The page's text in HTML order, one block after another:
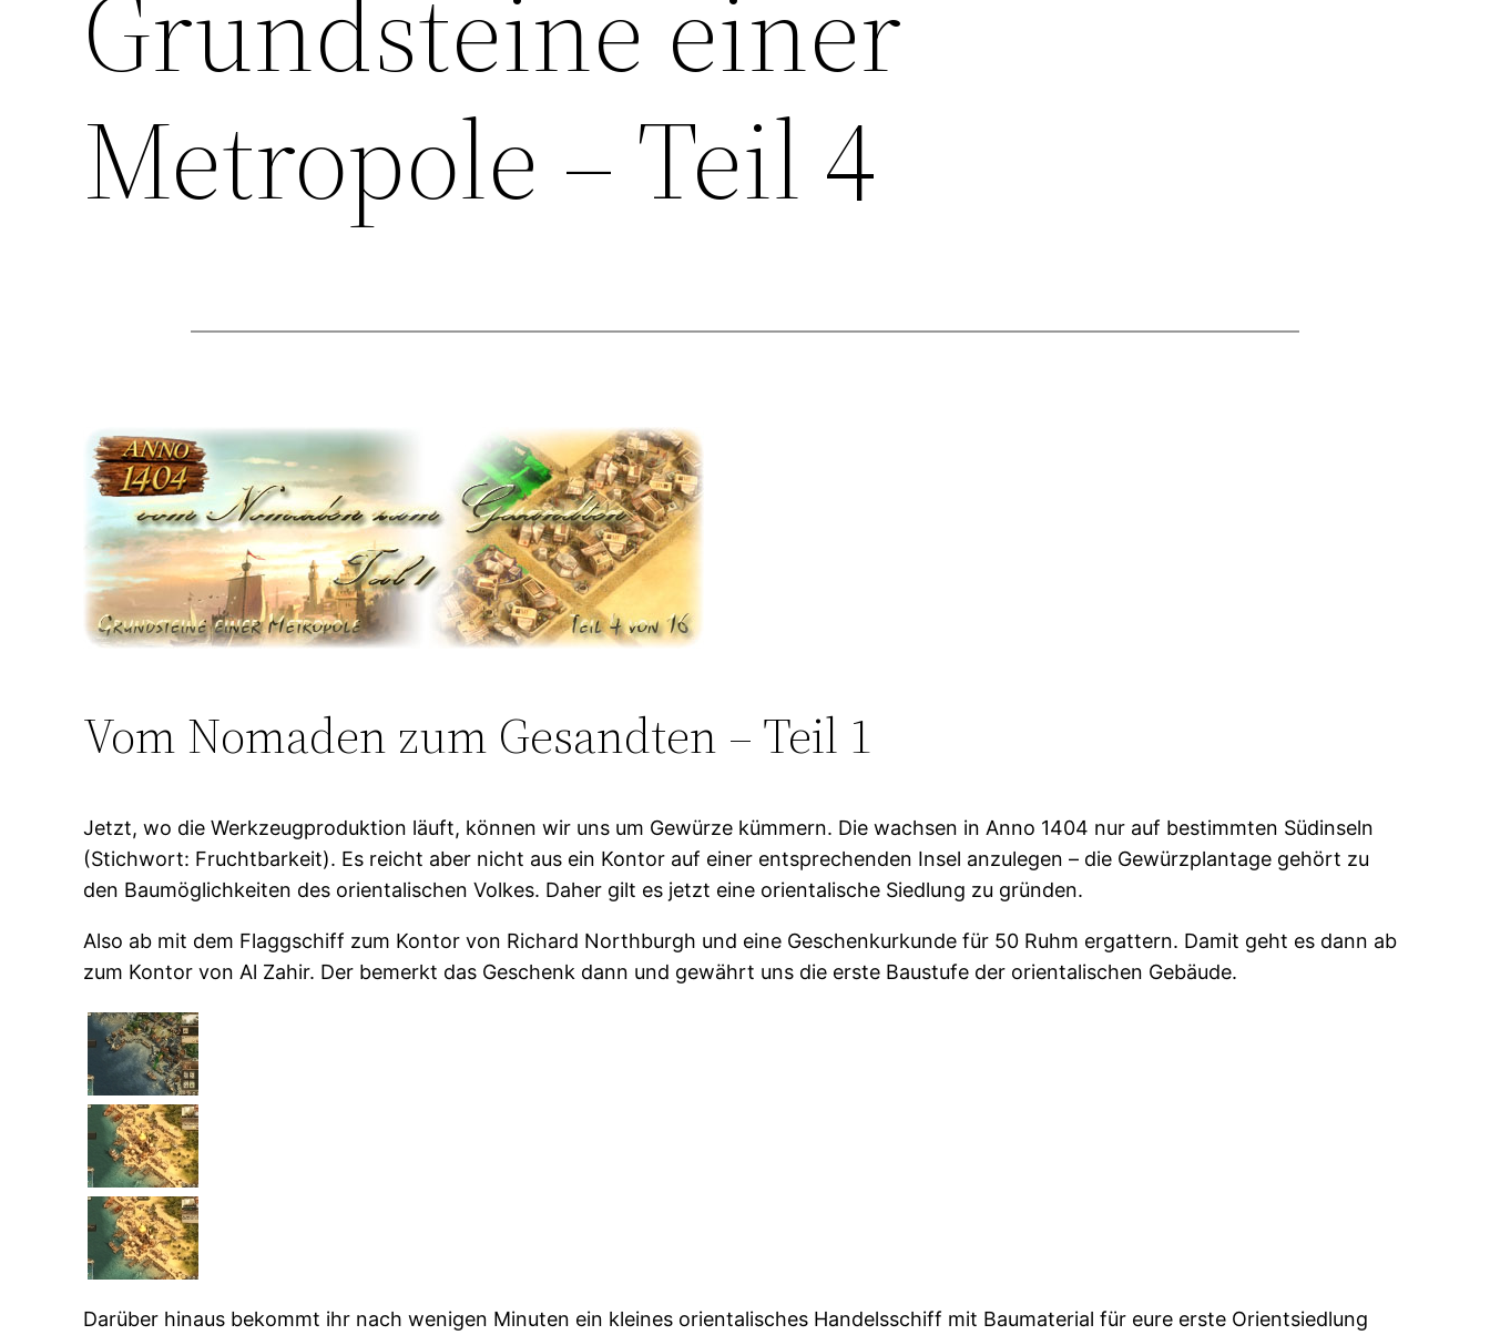
Grundsteine einer
Metropole – Teil 4
Vom Nomaden zum Gesandten – Teil 1
Jetzt, wo die Werkzeugproduktion läuft, können wir uns um Gewürze kümmern. Die wachsen in Anno 1404 nur auf bestimmten Südinseln
(Stichwort: Fruchtbarkeit). Es reicht aber nicht aus ein Kontor auf einer entsprechenden Insel anzulegen – die Gewürzplantage gehört zu
den Baumöglichkeiten des orientalischen Volkes. Daher gilt es jetzt eine orientalische Siedlung zu gründen.
Also ab mit dem Flaggschiff zum Kontor von Richard Northburgh und eine Geschenkurkunde für 50 Ruhm ergattern. Damit geht es dann ab
zum Kontor von Al Zahir. Der bemerkt das Geschenk dann und gewährt uns die erste Baustufe der orientalischen Gebäude.
Darüber hinaus bekommt ihr nach wenigen Minuten ein kleines orientalisches Handelsschiff mit Baumaterial für eure erste Orientsiedlung